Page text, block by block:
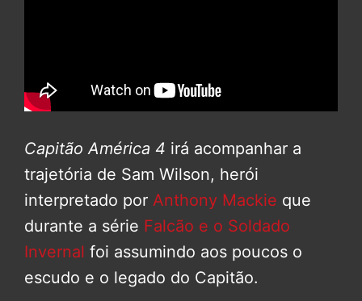
Capitão América 4 irá acompanhar a
trajetória de Sam Wilson, herói
interpretado por Anthony Mackie que
durante a série Falcão e o Soldado
Invernal foi assumindo aos poucos o
escudo e o legado do Capitão.